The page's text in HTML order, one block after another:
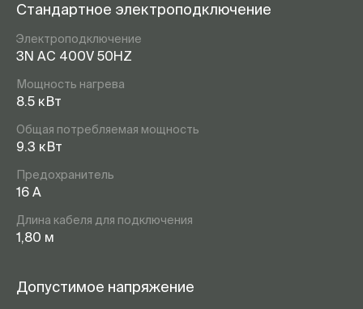
Стандартное электроподключение
Электроподключение
3N AC 400V 50HZ
Мощность нагрева
8.5 кВт
Общая потребляемая мощность
9.3 кВт
Предохранитель
16 А
Длина кабеля для подключения
1,80 м
Допустимое напряжение